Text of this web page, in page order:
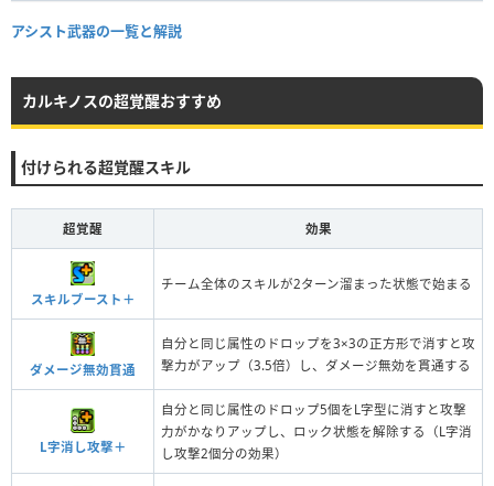
アシスト武器の一覧と解説
カルキノスの超覚醒おすすめ
付けられる超覚醒スキル
超覚醒 効果
スキルブースト＋
チーム全体のスキルが2ターン溜まった状態で始まる
ダメージ無効貫通
自分と同じ属性のドロップを3×3の正方形で消すと攻
撃力がアップ（3.5倍）し、ダメージ無効を貫通する
L字消し攻撃＋
自分と同じ属性のドロップ5個をL字型に消すと攻撃
力がかなりアップし、ロック状態を解除する（L字消
し攻撃2個分の効果）